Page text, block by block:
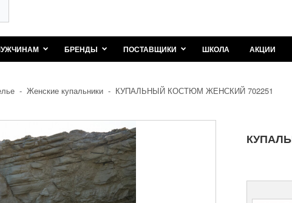
БРЕНДЫ ПОСТАВЩИКИ ШКОЛА АКЦИИ
- Женские купальники - КУПАЛЬНЫЙ КОСТЮМ ЖЕНСКИЙ 702251